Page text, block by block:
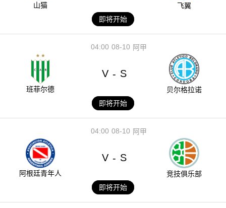
山猫
飞翼
即将开始
08-10
04:00 阿甲
班菲尔德
V - S
贝尔格拉诺
即将开始
08-10
04:00 阿甲
阿根廷青年人
V - S
竞技俱乐部
即将开始